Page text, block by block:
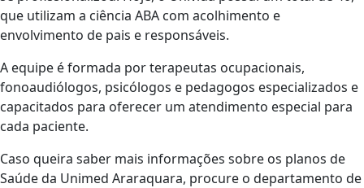
que utilizam a ciência ABA com acolhimento e
envolvimento de pais e responsáveis.
A equipe é formada por terapeutas ocupacionais,
fonoaudiólogos, psicólogos e pedagogos especializados e
capacitados para oferecer um atendimento especial para
cada paciente.
Caso queira saber mais informações sobre os planos de
Saúde da Unimed Araraquara, procure o departamento de